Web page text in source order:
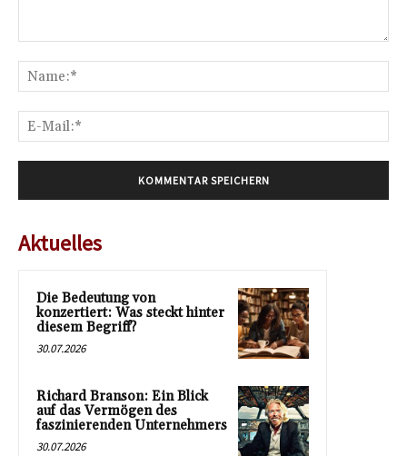
Aktuelles
Die Bedeutung von
konzertiert: Was steckt hinter
diesem Begriff?
30.07.2026
Richard Branson: Ein Blick
auf das Vermögen des
faszinierenden Unternehmers
30.07.2026